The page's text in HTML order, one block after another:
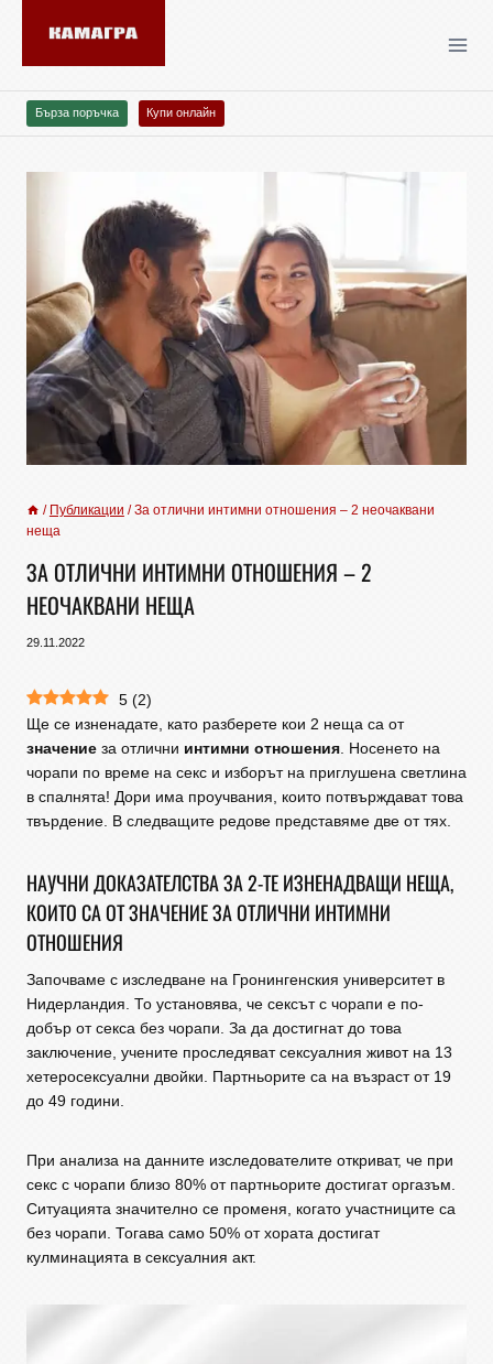
Бърза поръчка Купи онлайн
/ Публикации / За отлични интимни отношения – 2 неочаквани
неща
ЗА ОТЛИЧНИ ИНТИМНИ ОТНОШЕНИЯ – 2
НЕОЧАКВАНИ НЕЩА
29.11.2022
5 (2)
Ще се изненадате, като разберете кои 2 неща са от
значение за отлични интимни отношения. Носенето на
чорапи по време на секс и изборът на приглушена светлина
в спалнята! Дори има проучвания, които потвърждават това
твърдение. В следващите редове представяме две от тях.
НАУЧНИ ДОКАЗАТЕЛСТВА ЗА 2-ТЕ ИЗНЕНАДВАЩИ НЕЩА,
КОИТО СА ОТ ЗНАЧЕНИЕ ЗА ОТЛИЧНИ ИНТИМНИ
ОТНОШЕНИЯ
Започваме с изследване на Гронингенския университет в
Нидерландия. То установява, че сексът с чорапи е по-
добър от секса без чорапи. За да достигнат до това
заключение, учените проследяват сексуалния живот на 13
хетеросексуални двойки. Партньорите са на възраст от 19
до 49 години.
При анализа на данните изследователите откриват, че при
секс с чорапи близо 80% от партньорите достигат оргазъм.
Ситуацията значително се променя, когато участниците са
без чорапи. Тогава само 50% от хората достигат
кулминацията в сексуалния акт.